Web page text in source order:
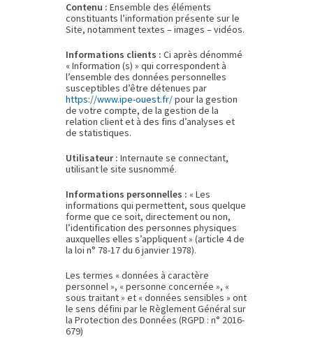
Contenu : Ensemble des éléments
constituants l’information présente sur le
Site, notamment textes – images – vidéos.
Informations clients : Ci après dénommé
« Information (s) » qui correspondent à
l’ensemble des données personnelles
susceptibles d’être détenues par
https://www.ipe-ouest.fr/pour la gestion
de votre compte, de la gestion de la
relation client et à des fins d’analyses et
de statistiques.
Utilisateur : Internaute se connectant,
utilisant le site susnommé.
Informations personnelles : « Les
informations qui permettent, sous quelque
forme que ce soit, directement ou non,
l’identification des personnes physiques
auxquelles elles s’appliquent » (article 4 de
la loi n° 78-17 du 6 janvier 1978).
Les termes « données à caractère
personnel », « personne concernée », «
sous traitant » et « données sensibles » ont
le sens défini par le Règlement Général sur
la Protection des Données (RGPD : n° 2016-
679)